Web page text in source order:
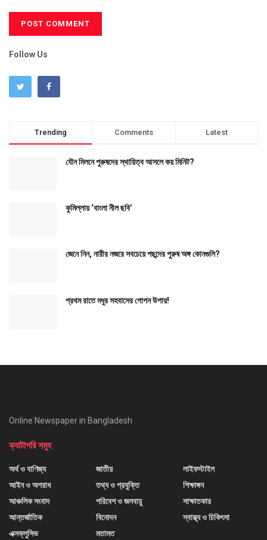
Follow Us
Trending Comments Latest
যৌন মিলনে পুরুষদের স্থায়িত্ব আসলে কয় মিনিট?
কুমিল্লায় ‘বাংলা নীল ছবি’
জেনে নিন, নারীর নজরে সবচেয়ে পছন্দের পুরুষ অঙ্গ কোনগুলি?
প্রথম রাতে মধুর সহবাসের গোপন উপায়!
Online Newspaper in Bangladesh
ক্যাটাগরি সমুহ
অর্থ ও বাণিজ্য
আইন ও অপরাধ
আঞ্চলিক সংবাদ
আন্তর্জাতিক
এক্সক্লুসিভ
জাতীয়
তথ্য ও প্রযুক্তি
পরিবেশ ও জলবায়ু
বিনোদন
মতামত
লাইফস্টাইল
শিক্ষাঙ্গন
সাক্ষাতকার
স্বাস্থ্য ও চিকিৎসা